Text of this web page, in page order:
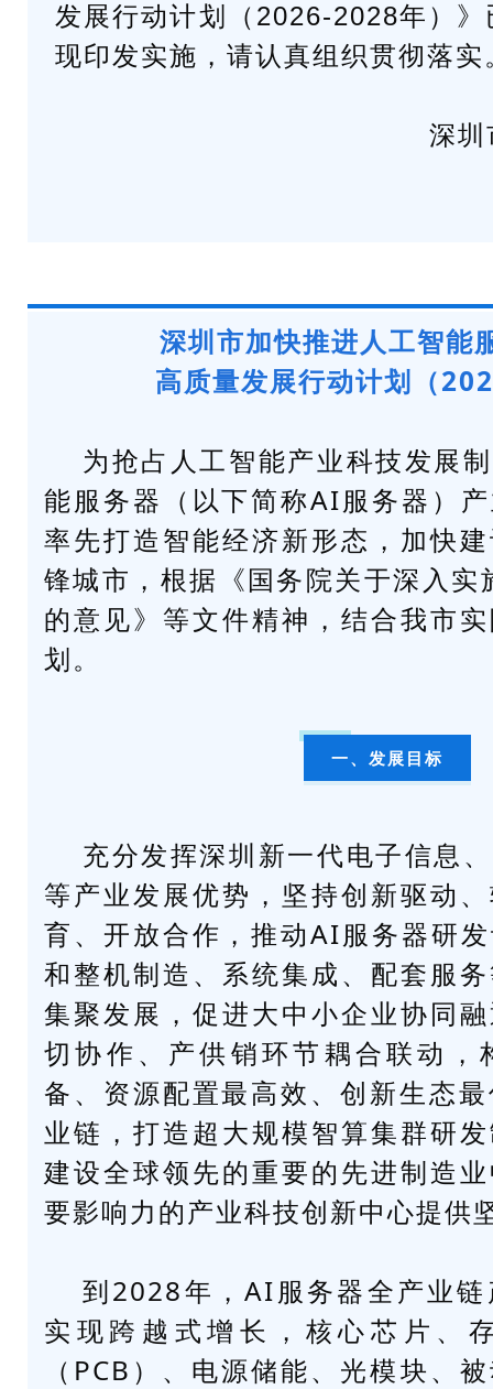
发展行动计划（2026-2028年）
现印发实施，请认真组织贯彻落实
深圳
深圳市加快推进人工智能
高质量发展行动计划（
为抢占人工智能产业科技发展
能服务器（以下简称AI服务器）
率先打造智能经济新形态，加快
锋城市，根据《国务院关于深入实
的意见》等文件精神，结合我市
划。
一、发展目标
充分发挥深圳新一代电子信息
等产业发展优势，坚持创新驱动
育、开放合作，推动AI服务器研
和整机制造、系统集成、配套服
集聚发展，促进大中小企业协同
切协作、产供销环节耦合联动，
备、资源配置最高效、创新生态
业链，打造超大规模智算集群研
建设全球领先的重要的先进制造
要影响力的产业科技创新中心提供
到2028年，AI服务器全产业
实现跨越式增长，核心芯片、
（PCB）、电源储能、光模块、